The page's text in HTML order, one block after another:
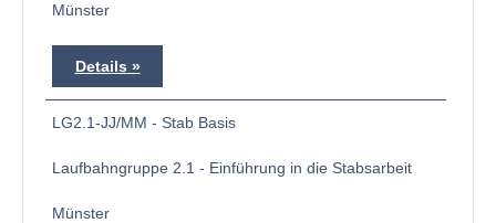
Münster
Details
LG2.1-JJ/MM - Stab Basis
Laufbahngruppe 2.1 - Einführung in die Stabsarbeit
Münster